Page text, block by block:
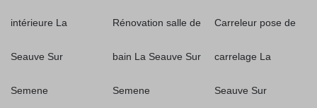
intérieure La
Seauve Sur
Semene
Rénovation salle de
bain La Seauve Sur
Semene
Carreleur pose de
carrelage La
Seauve Sur